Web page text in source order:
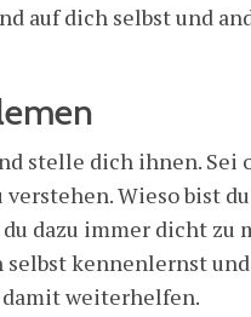
auf dich selbst und
stelle dich ihnen. Sei
Wieso bist
dazu immer dicht zu
kennenlernst
weiterhelfen.